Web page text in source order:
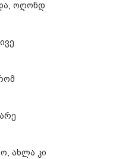
ოღონდ
ახლა კი